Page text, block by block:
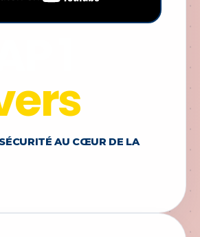
AU CŒUR DE LA